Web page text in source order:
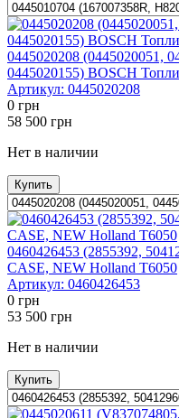
0445020208 (0445020051,
0445020155) BOSCH
Артикул: 0445020208
0 грн
58 500 грн
Нет в наличии
Купить
0460426453 (2855392,
CASE, NEW Holland T6050
Артикул: 0460426453
0 грн
53 500 грн
Нет в наличии
Купить